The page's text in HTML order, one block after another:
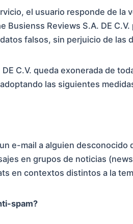
el usuario responde de la
Busienss Reviews S.A. DE
falsos, sin perjuicio de las
C.V. queda exonerada de
las siguientes
e-mail a alguien
en grupos de noticias
en contextos distintos a la
spam?